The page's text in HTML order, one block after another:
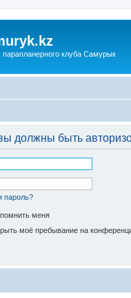
клуба Самурык
должны быть
пароль?
меня
моё пребывание на